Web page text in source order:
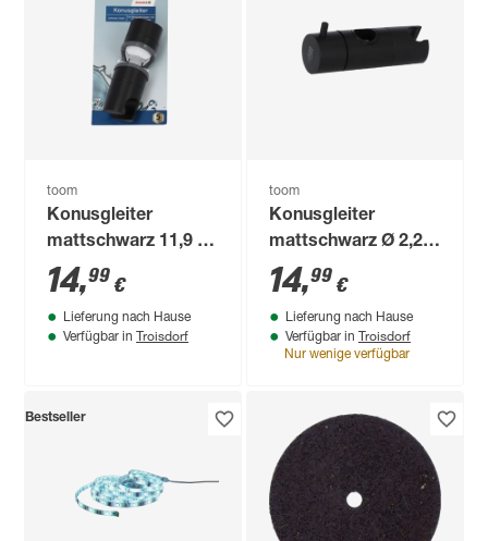
toom
Konusgleiter
mattschwarz 11,9 x
4,05 cm
14,99 €
Lieferung nach Hause
Verfügbar in Troisdorf
toom
Konusgleiter
mattschwarz Ø 2,2
cm
14,99 €
Lieferung nach Hause
Verfügbar in Troisdorf
Nur wenige verfügbar
Bestseller